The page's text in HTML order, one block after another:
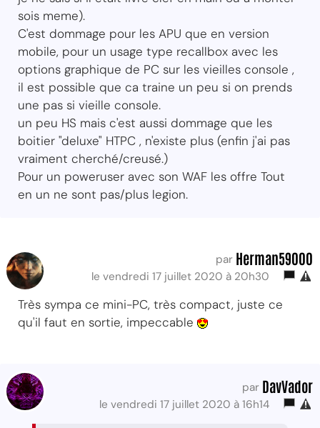
sois meme).
C'est dommage pour les APU que en version
mobile, pour un usage type recallbox avec les
options graphique de PC sur les vieilles console ,
il est possible que ca traine un peu si on prends
une pas si vieille console.
un peu HS mais c'est aussi dommage que les
boitier "deluxe" HTPC , n'existe plus (enfin j'ai pas
vraiment cherché/creusé.)
Pour un poweruser avec son WAF les offre Tout
en un ne sont pas/plus legion.
par Herman59000
le vendredi 17 juillet 2020 à 20h30
Très sympa ce mini-PC, très compact, juste ce
qu'il faut en sortie, impeccable
par DavVador
le vendredi 17 juillet 2020 à 16h14